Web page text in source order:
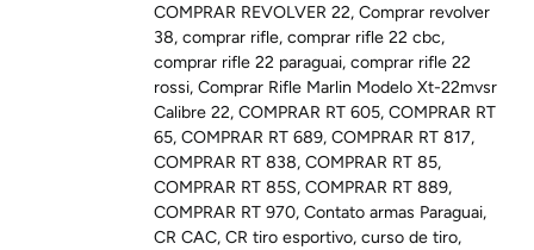
COMPRAR REVOLVER 22,Comprar revolver
38,comprar rifle,comprar rifle 22 cbc,
comprar rifle 22 paraguai,comprar rifle 22
rossi,Comprar Rifle Marlin Modelo Xt-22mvsr
Calibre 22,COMPRAR RT 605,COMPRAR RT
65,COMPRAR RT 689,COMPRAR RT 817,
COMPRAR RT 838,COMPRAR RT 85,
COMPRAR RT 85S,COMPRAR RT 889,
COMPRAR RT 970,Contato armas Paraguai,
CR CAC,CR tiro esportivo,curso de tiro,